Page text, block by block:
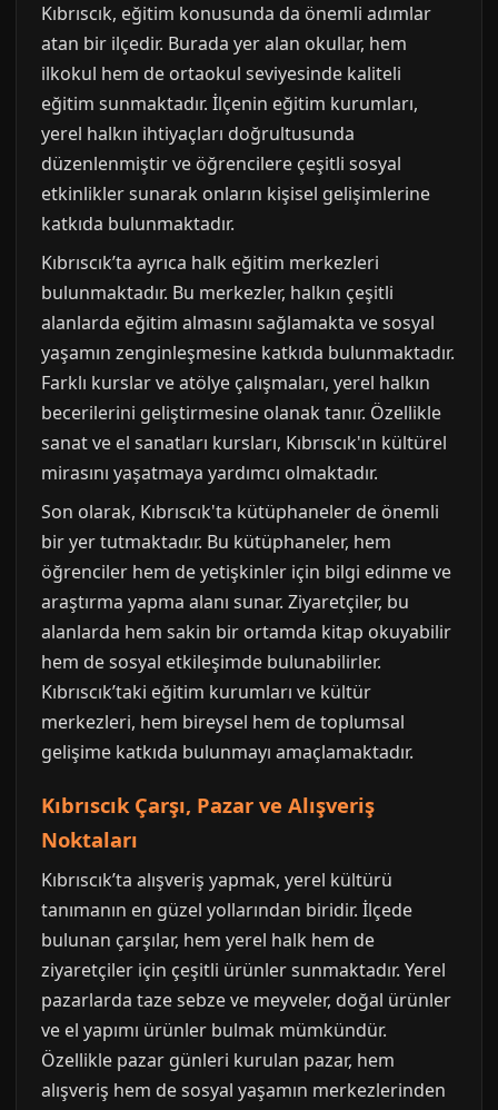
Kıbrıscık, eğitim konusunda da önemli adımlar
atan bir ilçedir. Burada yer alan okullar, hem
ilkokul hem de ortaokul seviyesinde kaliteli
eğitim sunmaktadır. İlçenin eğitim kurumları,
yerel halkın ihtiyaçları doğrultusunda
düzenlenmiştir ve öğrencilere çeşitli sosyal
etkinlikler sunarak onların kişisel gelişimlerine
katkıda bulunmaktadır.
Kıbrıscık’ta ayrıca halk eğitim merkezleri
bulunmaktadır. Bu merkezler, halkın çeşitli
alanlarda eğitim almasını sağlamakta ve sosyal
yaşamın zenginleşmesine katkıda bulunmaktadır.
Farklı kurslar ve atölye çalışmaları, yerel halkın
becerilerini geliştirmesine olanak tanır. Özellikle
sanat ve el sanatları kursları, Kıbrıscık'ın kültürel
mirasını yaşatmaya yardımcı olmaktadır.
Son olarak, Kıbrıscık'ta kütüphaneler de önemli
bir yer tutmaktadır. Bu kütüphaneler, hem
öğrenciler hem de yetişkinler için bilgi edinme ve
araştırma yapma alanı sunar. Ziyaretçiler, bu
alanlarda hem sakin bir ortamda kitap okuyabilir
hem de sosyal etkileşimde bulunabilirler.
Kıbrıscık’taki eğitim kurumları ve kültür
merkezleri, hem bireysel hem de toplumsal
gelişime katkıda bulunmayı amaçlamaktadır.
Kıbrıscık Çarşı, Pazar ve Alışveriş
Noktaları
Kıbrıscık’ta alışveriş yapmak, yerel kültürü
tanımanın en güzel yollarından biridir. İlçede
bulunan çarşılar, hem yerel halk hem de
ziyaretçiler için çeşitli ürünler sunmaktadır. Yerel
pazarlarda taze sebze ve meyveler, doğal ürünler
ve el yapımı ürünler bulmak mümkündür.
Özellikle pazar günleri kurulan pazar, hem
alışveriş hem de sosyal yaşamın merkezlerinden